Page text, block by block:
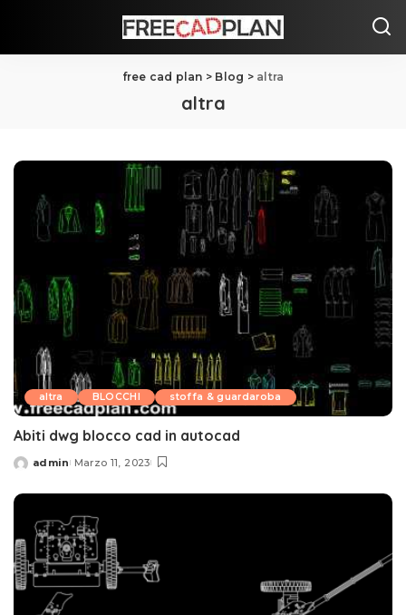
free cad plan > Blog > altra
altra
altra BLOCCHI stoffa & guardaroba
Abiti dwg blocco cad in autocad
Posted
admin Marzo 11, 2023